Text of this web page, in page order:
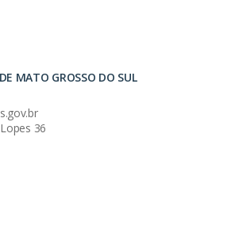
MATO GROSSO DO SUL
36